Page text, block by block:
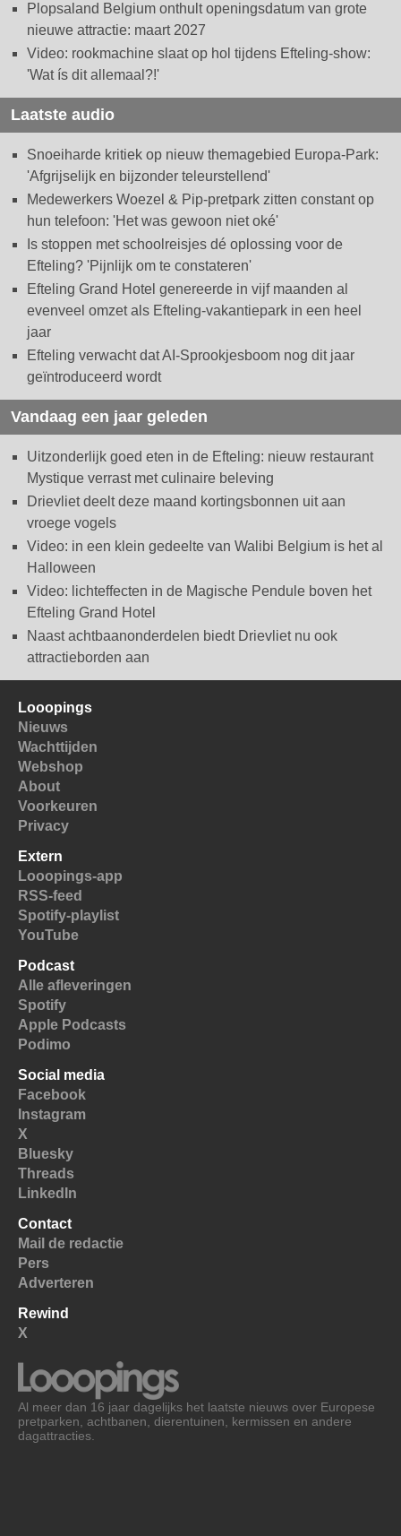
Plopsaland Belgium onthult openingsdatum van grote
nieuwe attractie: maart 2027
Video: rookmachine slaat op hol tijdens Efteling-show:
'Wat ís dit allemaal?!'
Laatste audio
Snoeiharde kritiek op nieuw themagebied Europa-Park:
'Afgrijselijk en bijzonder teleurstellend'
Medewerkers Woezel & Pip-pretpark zitten constant op
hun telefoon: 'Het was gewoon niet oké'
Is stoppen met schoolreisjes dé oplossing voor de
Efteling? 'Pijnlijk om te constateren'
Efteling Grand Hotel genereerde in vijf maanden al
evenveel omzet als Efteling-vakantiepark in een heel
jaar
Efteling verwacht dat AI-Sprookjesboom nog dit jaar
geïntroduceerd wordt
Vandaag een jaar geleden
Uitzonderlijk goed eten in de Efteling: nieuw restaurant
Mystique verrast met culinaire beleving
Drievliet deelt deze maand kortingsbonnen uit aan
vroege vogels
Video: in een klein gedeelte van Walibi Belgium is het al
Halloween
Video: lichteffecten in de Magische Pendule boven het
Efteling Grand Hotel
Naast achtbaanonderdelen biedt Drievliet nu ook
attractieborden aan
Looopings
Nieuws
Wachttijden
Webshop
About
Voorkeuren
Privacy
Extern
Looopings-app
RSS-feed
Spotify-playlist
YouTube
Podcast
Alle afleveringen
Spotify
Apple Podcasts
Podimo
Social media
Facebook
Instagram
X
Bluesky
Threads
LinkedIn
Contact
Mail de redactie
Pers
Adverteren
Rewind
X
Al meer dan 16 jaar dagelijks het laatste nieuws over Europese
pretparken, achtbanen, dierentuinen, kermissen en andere
dagattracties.